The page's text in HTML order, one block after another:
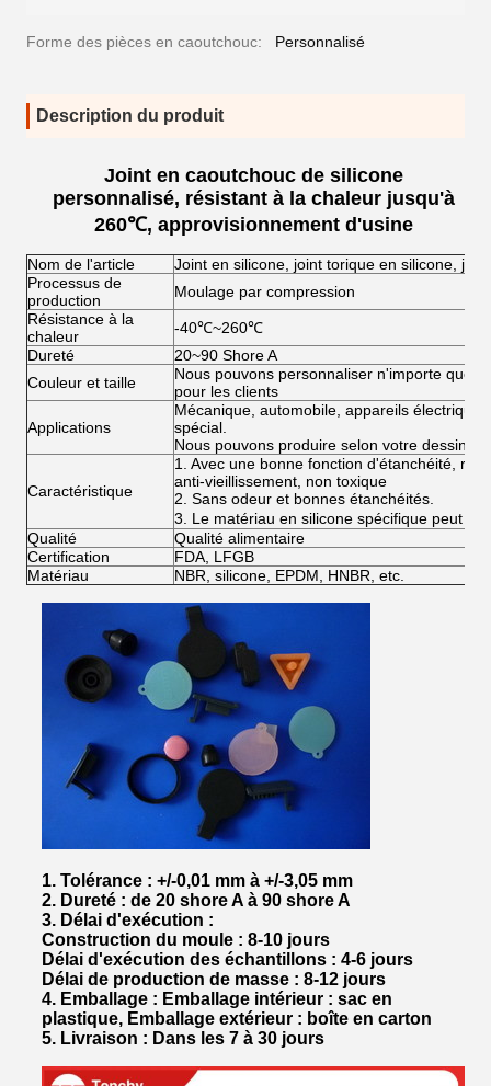
Forme des pièces en caoutchouc: Personnalisé
Description du produit
Joint en caoutchouc de silicone
personnalisé, résistant à la chaleur jusqu'à
260℃, approvisionnement d'usine
Nom de l'article
Joint en silicone, joint torique en silicone,
Processus de
production
Moulage par compression
Résistance à la
chaleur
-40℃~260℃
Dureté
20~90 Shore A
Couleur et taille
Nous pouvons personnaliser n'importe
pour les clients
Applications
Mécanique, automobile, appareils
spécial.
Nous pouvons produire selon votre dessin
Caractéristique
1. Avec une bonne fonction d'étanchéité,
anti-vieillissement, non toxique
2. Sans odeur et bonnes étanchéités.
3. Le matériau en silicone spécifique peut
Qualité
Qualité alimentaire
Certification
FDA, LFGB
Matériau
NBR, silicone, EPDM, HNBR, etc.
1. Tolérance : +/-0,01 mm à +/-3,05 mm
2. Dureté : de 20 shore A à 90 shore A
3. Délai d'exécution :
Construction du moule : 8-10 jours
Délai d'exécution des échantillons : 4-6 jours
Délai de production de masse : 8-12 jours
4. Emballage : Emballage intérieur : sac en
plastique, Emballage extérieur : boîte en carton
5. Livraison : Dans les 7 à 30 jours